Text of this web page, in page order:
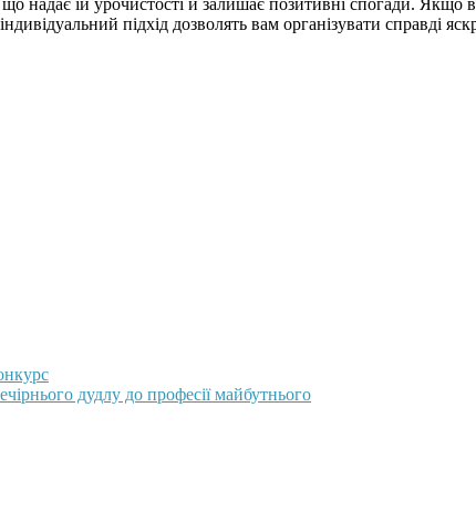
надає їй урочистості й залишає позитивні спогади.
індивідуальний підхід дозволять вам організувати
дудлу до професії майбутнього